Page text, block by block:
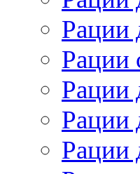
Рации
Рации
Рации
Рации
Рации